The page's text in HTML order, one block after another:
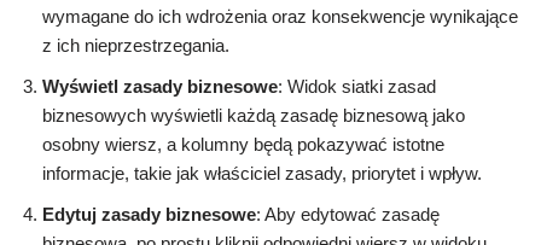
wymagane do ich wdrożenia oraz konsekwencje wynikające
z ich nieprzestrzegania.
Wyświetl zasady biznesowe: Widok siatki zasad
biznesowych wyświetli każdą zasadę biznesową jako
osobny wiersz, a kolumny będą pokazywać istotne
informacje, takie jak właściciel zasady, priorytet i wpływ.
Edytuj zasady biznesowe: Aby edytować zasadę